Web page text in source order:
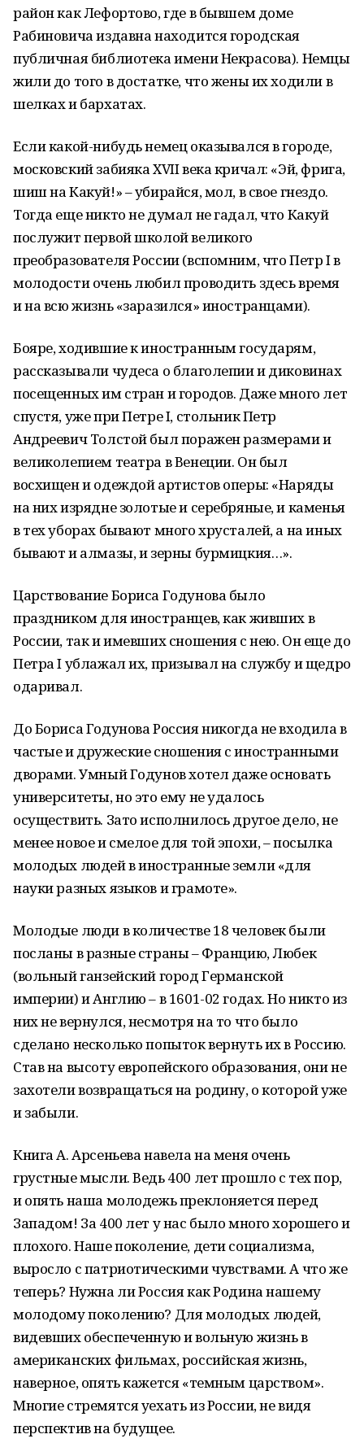
район как Лефортово, где в бывшем доме
Рабиновича издавна находится городская
публичная библиотека имени Некрасова). Немцы
жили до того в достатке, что жены их ходили в
шелках и бархатах.
Если какой-нибудь немец оказывался в городе,
московский забияка XVII века кричал: «Эй, фрига,
шиш на Какуй!» – убирайся, мол, в свое гнездо.
Тогда еще никто не думал не гадал, что Какуй
послужит первой школой великого
преобразователя России (вспомним, что Петр I в
молодости очень любил проводить здесь время
и на всю жизнь «заразился» иностранцами).
Бояре, ходившие к иностранным государям,
рассказывали чудеса о благолепии и диковинах
посещенных им стран и городов. Даже много лет
спустя, уже при Петре I, стольник Петр
Андреевич Толстой был поражен размерами и
великолепием театра в Венеции. Он был
восхищен и одеждой артистов оперы: «Наряды
на них изрядне золотые и серебряные, и каменья
в тех уборах бывают много хрусталей, а на иных
бывают и алмазы, и зерны бурмицкия…».
Царствование Бориса Годунова было
праздником для иностранцев, как живших в
России, так и имевших сношения с нею. Он еще до
Петра I ублажал их, призывал на службу и щедро
одаривал.
До Бориса Годунова Россия никогда не входила в
частые и дружеские сношения с иностранными
дворами. Умный Годунов хотел даже основать
университеты, но это ему не удалось
осуществить. Зато исполнилось другое дело, не
менее новое и смелое для той эпохи, – посылка
молодых людей в иностранные земли «для
науки разных языков и грамоте».
Молодые люди в количестве 18 человек были
посланы в разные страны – Францию, Любек
(вольный ганзейский город Германской
империи) и Англию – в 1601-02 годах. Но никто из
них не вернулся, несмотря на то что было
сделано несколько попыток вернуть их в Россию.
Став на высоту европейского образования, они не
захотели возвращаться на родину, о которой уже
и забыли.
Книга А. Арсеньева навела на меня очень
грустные мысли. Ведь 400 лет прошло с тех пор,
и опять наша молодежь преклоняется перед
Западом! За 400 лет у нас было много хорошего и
плохого. Наше поколение, дети социализма,
выросло с патриотическими чувствами. А что же
теперь? Нужна ли Россия как Родина нашему
молодому поколению? Для молодых людей,
видевших обеспеченную и вольную жизнь в
американских фильмах, российская жизнь,
наверное, опять кажется «темным царством».
Многие стремятся уехать из России, не видя
перспектив на будущее.